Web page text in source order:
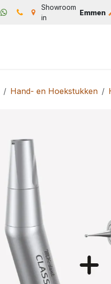
Showroom
in
Emmen
Hand- en Hoekstukken